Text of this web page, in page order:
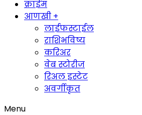
क्राईम
आणखी +
लाईफस्टाईल
राशिभविष्य
करिअर
वेब स्टोरीज
रिअल इस्टेट
अवर्गीकृत
Menu